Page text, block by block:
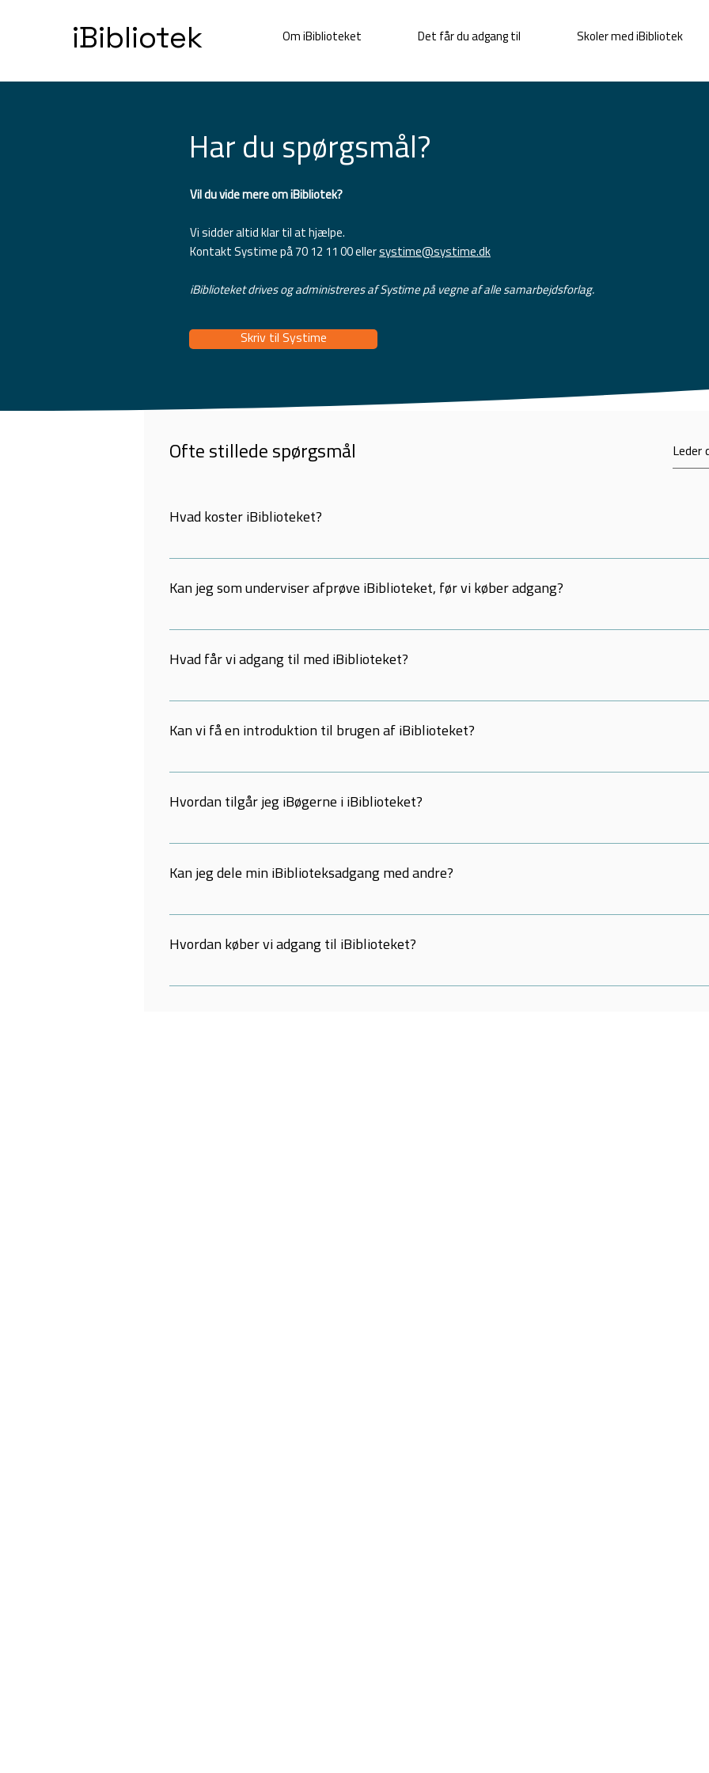
iBibliotek Om iBiblioteket Det får du adgang til Skoler med iBibliotek
Har du spørgsmål?
Vil du vide mere om iBibliotek?
Vi sidder altid klar til at hjælpe.
Kontakt Systime på 70 12 11 00 eller systime@systime.dk
iBiblioteket drives og administreres af Systime på vegne af alle samarbejdsforlag.
Skriv til Systime
Ofte stillede spørgsmål
Hvad koster iBiblioteket?
Det afhænger af skoletypen. Se priser her.
Kan jeg som underviser afprøve iBiblioteket, før vi køber adgang?
Ja, som Pluslærer har du adgang til alle iBøger i dine tilmeldte fag på iBog.dk. og kan med fordel
Hvad får vi adgang til med iBiblioteket?
Du og dine elever får adgang til alle iBøger fra seks førende undervisningsforlag med ubegrænsede
Kan vi få en introduktion til brugen af iBiblioteket?
Ja, når I bestiller iBiblioteket, følger der startpakke med kurser og vejledning med. Man kan dog altid
Hvordan tilgår jeg iBøgerne i iBiblioteket?
Alle iBøger, du har adgang til, er samlet på iBog.dk. Du kan også tilgå dine iBøger enkeltvis ved at
Kan jeg dele min iBiblioteksadgang med andre?
Nej, din adgang er bundet op på din bruger, og den er personlig – uanset om du bruger en privat mail
Hvordan køber vi adgang til iBiblioteket?
I skal blot skrive til Systime på systime@systime.dk eller ringe på 70 12 11 00.